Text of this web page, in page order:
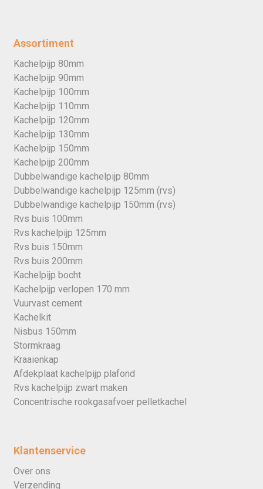
Assortiment
Kachelpijp 80mm
Kachelpijp 90mm
Kachelpijp 100mm
Kachelpijp 110mm
Kachelpijp 120mm
Kachelpijp 130mm
Kachelpijp 150mm
Kachelpijp 200mm
Dubbelwandige kachelpijp 80mm
Dubbelwandige kachelpijp 125mm (rvs)
Dubbelwandige kachelpijp 150mm (rvs)
Rvs buis 100mm
Rvs kachelpijp 125mm
Rvs buis 150mm
Rvs buis 200mm
Kachelpijp bocht
Kachelpijp verlopen 170 mm
Vuurvast cement
Kachelkit
Nisbus 150mm
Stormkraag
Kraaienkap
Afdekplaat kachelpijp plafond
Rvs kachelpijp zwart maken
Concentrische rookgasafvoer pelletkachel
Klantenservice
Over ons
Verzending